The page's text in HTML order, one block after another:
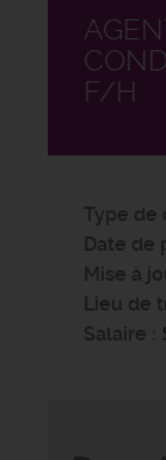
F/H
Type de
Date de
Mise à
Lieu de
Salaire